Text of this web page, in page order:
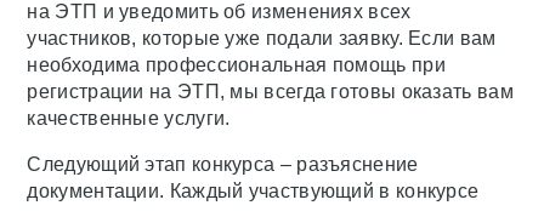
на ЭТП и уведомить об изменениях всех
участников, которые уже подали заявку. Если вам
необходима профессиональная помощь при
регистрации на ЭТП, мы всегда готовы оказать вам
качественные услуги.
Следующий этап конкурса – разъяснение
документации. Каждый участвующий в конкурсе